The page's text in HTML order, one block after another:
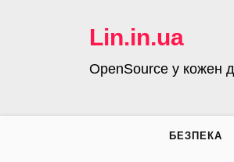
Lin.in.ua
OpenSource у кожен
БЕЗПЕКА